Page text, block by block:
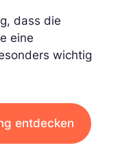
dass die
eine
wichtig
entdecken